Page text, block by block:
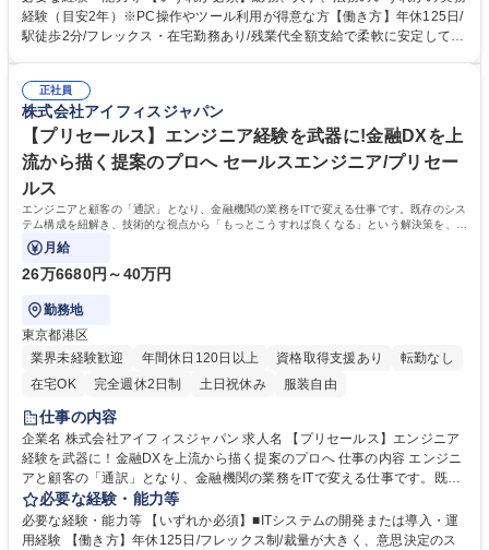
細】■労務管理（給与計算や社会保険手続きのアシスタントなど） ■人
事・庶務（組織管理、評価制度のサポート、福利厚生の運営、備品管理）
助、株主様への対応） ■社内外の専門家（社労士や弁護士など）と連携し
た、AI活用を含む業務効率化の推進 募集職種 【人事総務】土日祝休×駅チ
カ2分！管理部門の経験を活かす スタンダード上場
経験（目安2年）※PC操作やツール利用が得意な方【働き方】年休125日/
駅徒歩2分/フレックス・在宅勤務あり/残業代全額支給で柔軟に安定して働
ける環境 ■在宅では難しい対応もあるため出社多めです。各自が黙々と取
り組むスタイルですが、メンバー間では相談しやすい雰囲気です。一から
丁寧に教わりたい方よりも、自分で考えて動ける方に向いており、その分
裁量と経験の幅が広がります。 学歴・資格 学歴：大学院 大学 高専 短大
専修学校 語学力： 資格：
正社員
株式会社アイフィスジャパン
【プリセールス】エンジニア経験を武器に!金融DXを上
流から描く提案のプロへ セールスエンジニア/プリセー
ルス
エンジニアと顧客の「通訳」となり、金融機関の業務をITで変える仕事です。既存のシス
テム構成を紐解き、技術的な視点から「もっとこうすれば良くなる」という解決策を、顧
客と一緒にカタチにしていきます。
月給
26万6680円～40万円
勤務地
東京都港区
業界未経験歓迎
年間休日120日以上 資格取得支援あり
転勤なし
在宅OK
完全週休2日制 土日祝休み 服装自由
仕事の内容
企業名 株式会社アイフィスジャパン 求人名 【プリセールス】エンジニア
経験を武器に！金融DXを上流から描く提案のプロへ 仕事の内容 エンジニ
アと顧客の「通訳」となり、金融機関の業務をITで変える仕事です。既存
のシステム構成を紐解き、技術的な視点から「もっとこうすれば良くな
る」という解決策を、顧客と一緒にカタチにしていきます。 【詳細】■金
融機関（銀行・保険等）の業務ヒアリング・課題整理 ■ITの専門知識を活
必要な経験・能力等
必要な経験・能力等 【いずれか必須】■ITシステムの開発または導入・運
用経験 【働き方】年休125日/フレックス制/裁量が大きく、意思決定のス